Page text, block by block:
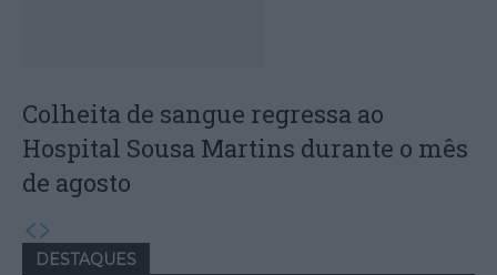
Colheita de sangue regressa ao
Hospital Sousa Martins durante o mês
de agosto
DESTAQUES